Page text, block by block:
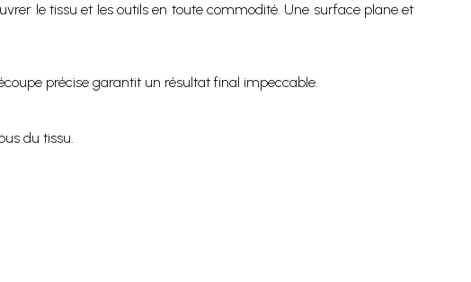
le tissu et les outils en toute commodité. Une surface plane et
précise garantit un résultat final impeccable.
du tissu.